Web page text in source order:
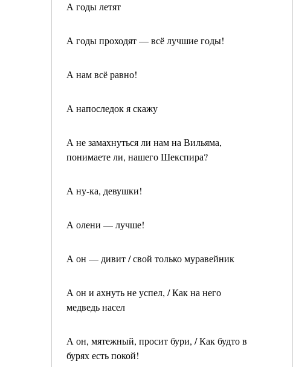
А годы летят
А годы проходят — всё лучшие годы!
А нам всё равно!
А напоследок я скажу
А не замахнуться ли нам на Вильяма,
понимаете ли, нашего Шекспира?
А ну-ка, девушки!
А олени — лучше!
А он — дивит / свой только муравейник
А он и ахнуть не успел, / Как на него
медведь насел
А он, мятежный, просит бури, / Как будто в
бурях есть покой!